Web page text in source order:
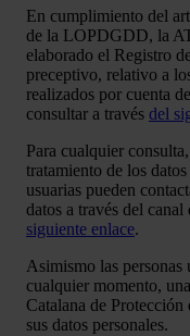
En cumplimiento del
de la LOPDGDD, la
elaborado el Registro
preceptivo, relativo a
realizados por cuenta
consultar a través del
Para cualquier
tratamiento de los
usuarias pueden
datos a través del
siguiente enlace.
Asimismo las personas
cualquier momento,
Catalana de
sus datos personales.